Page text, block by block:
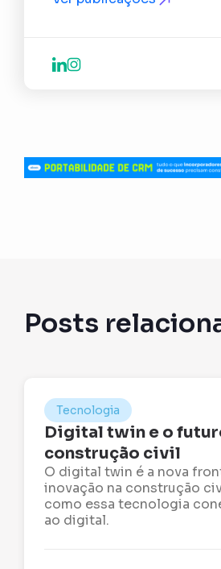
Posts
Tecnologia
Digital twin e o
construção civil
O digital twin é a nova
inovação na construção
como essa tecnologia
ao digital.